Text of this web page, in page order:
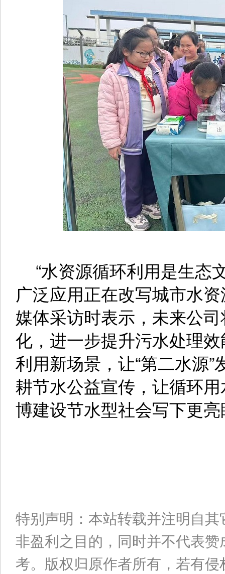
“水资源循环利用是生态
广泛应用正在改写城市水
媒体采访时表示，未来公
化，进一步提升污水处理
利用新场景，让“第二水源
耕节水公益宣传，让循环
博建设节水型社会写下更
特别声明：本站转载并注明自
非盈利之目的，同时并不代表
考。版权归原作者所有，若有